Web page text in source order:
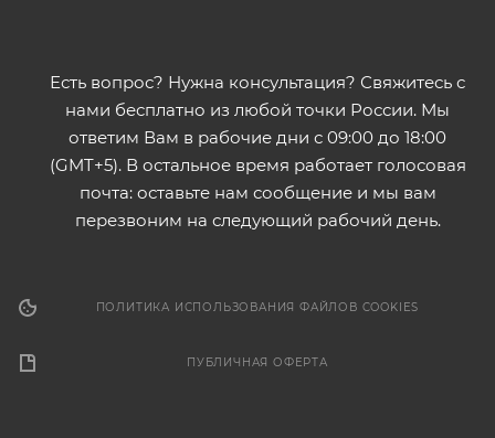
Есть вопрос? Нужна консультация? Свяжитесь с
нами бесплатно из любой точки России. Мы
ответим Вам в рабочие дни с 09:00 до 18:00
(GMT+5). В остальное время работает голосовая
почта: оставьте нам сообщение и мы вам
перезвоним на следующий рабочий день.
ПОЛИТИКА ИСПОЛЬЗОВАНИЯ ФАЙЛОВ COOKIES
ПУБЛИЧНАЯ ОФЕРТА